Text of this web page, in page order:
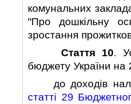
комунальних
"Про дошкiльну
зростання
Стаття 10.
бюджету України на
до доходiв
статтi 29